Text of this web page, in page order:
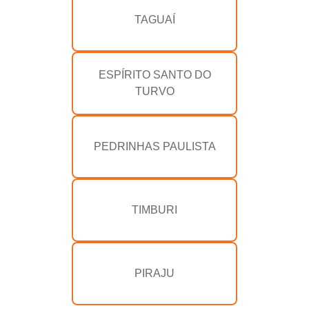
TAGUAÍ
ESPÍRITO SANTO DO
TURVO
PEDRINHAS PAULISTA
TIMBURI
PIRAJU